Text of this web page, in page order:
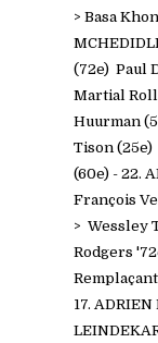
> Basa
(72e) Paul
Martial
Huurman
Tison (25e)
(60e) - 22.
François
> Wessley
Rodgers
17.